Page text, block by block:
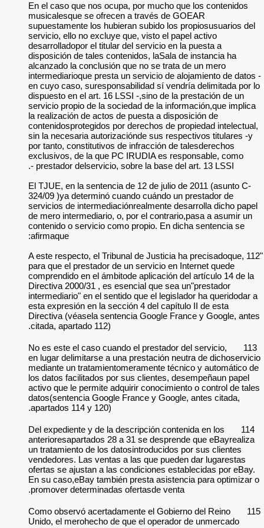
En el caso que
musicalesque se
supuestamente los
servicio, ello no
desarrolladopor el
disposición de
alcanzado la
intermediarioque
en cuyo caso,
dispuesto en el art.
servicio propio de
la realización de
sin la necesaria
por tanto,
exclusivos, de la
prestador
El TJUE, en la
324/09 )ya
servicios de
de mero
contenido o
"112 A este
para que el
comprendido en el
Directiva 2000/31 ,
intermediario" en el
esta expresión en
Directiva (véasela
No es este el caso
en lugar
mediante un
los datos
activo que le
datos(sentencia
Del expediente y
un tratamiento de
vendedores. Las
ofertas se ajustan
En su caso,eBay
Como observó
Unido, el